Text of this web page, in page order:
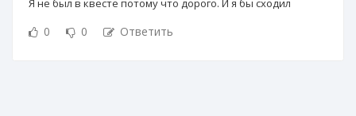
Я не был в квесте потому что дорого. И я бы сходил
0 0 Ответить